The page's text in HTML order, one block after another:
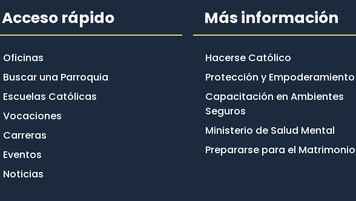
Acceso rápido
Oficinas
Buscar una Parroquia
Escuelas Católicas
Vocaciones
Carreras
Eventos
Noticias
Más información
Hacerse Católico
Protección y Empoderamiento
Capacitación en Ambientes
Seguros
Ministerio de Salud Mental
Prepararse para el Matrimonio